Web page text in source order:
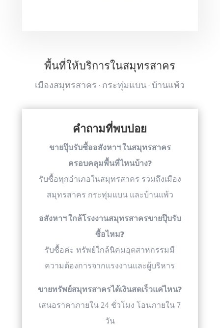
พื้นที่ให้บริการในสมุทรสาคร
เมืองสมุทรสาคร · กระทุ่มแบน · บ้านแพ้ว
คำถามที่พบบ่อย
ขายปุ๊บรับซื้ออสังหาฯ ในสมุทรสาคร
ครอบคลุมพื้นที่ไหนบ้าง?
รับซื้อทุกอำเภอในสมุทรสาคร รวมถึงเมือง
สมุทรสาคร กระทุ่มแบน และบ้านแพ้ว
อสังหาฯ ใกล้โรงงานสมุทรสาครขายปุ๊บรับ
ซื้อไหม?
รับซื้อค่ะ ทรัพย์ใกล้นิคมอุตสาหกรรมมี
ความต้องการจากแรงงานและผู้บริหาร
ขายทรัพย์สมุทรสาครได้เงินสดเร็วแค่ไหน?
เสนอราคาภายใน 24 ชั่วโมง โอนภายใน 7
วัน